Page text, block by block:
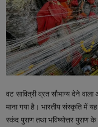
टेक्नोलॉजी
वर्ल्ड
राशिफल
Contact
वट सावित्री व्रत सौभाग्य देने
माना गया है। भारतीय संस्कृति में
स्कंद पुराण तथा भविष्योत्तर पुराण